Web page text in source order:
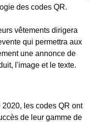
des codes QR.
vêtements dirigera
qui permettra aux
une annonce de
l'image et le texte.
les codes QR ont
de leur gamme de